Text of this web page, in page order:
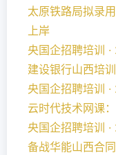
太原铁路局拟录
上岸
央国企招聘培训
建设银行山西培
央国企招聘培训
云时代技术网课
央国企招聘培训
备战华能山西合